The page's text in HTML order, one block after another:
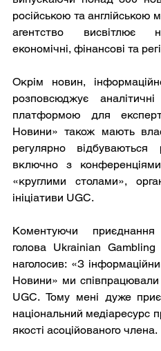
російською та англійською
агентство висвітлює
економічні, фінансові та
Окрім новин,
розповсюджує
платформою для
Новини» також мають
регулярно відбуваються
включно з
«круглими столами»,
ініціативи UGC.
Коментуючи
голова Ukrainian
наголосив: «З
Новини» ми
UGC. Тому мені дуже
національний медіаресурс
якості асоційованого члена.